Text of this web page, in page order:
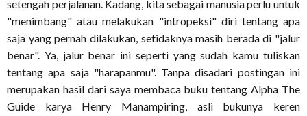
setengah perjalanan. Kadang, kita sebagai manusia perlu untuk
"menimbang" atau melakukan "intropeksi" diri tentang apa
saja yang pernah dilakukan, setidaknya masih berada di "jalur
benar". Ya, jalur benar ini seperti yang sudah kamu tuliskan
tentang apa saja "harapanmu". Tanpa disadari postingan ini
merupakan hasil dari saya membaca buku tentang Alpha The
Guide karya Henry Manampiring, asli bukunya keren